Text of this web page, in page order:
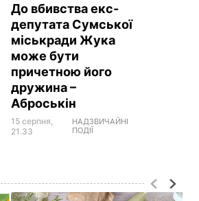
До вбивства екс-
депутата Сумської
міськради Жука
може бути
причетною його
дружина –
Аброськін
15 серпня,
21.33
НАДЗВИЧАЙНІ
ПОДІЇ